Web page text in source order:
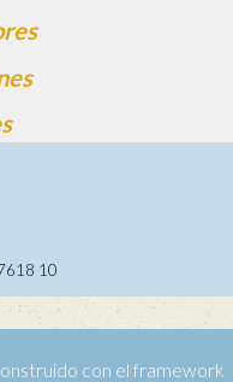
10
con el framework